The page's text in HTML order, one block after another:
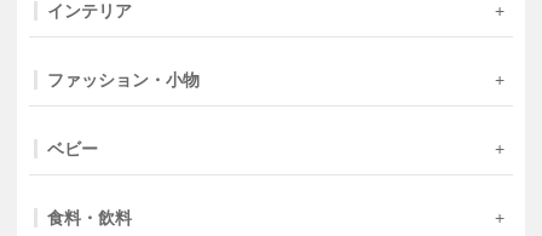
インテリア
ファッション・小物
ベビー
食料・飲料